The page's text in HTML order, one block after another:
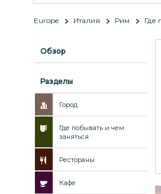
Europe Италия Рим
Обзор
Разделы
Город
Где побывать и чем
заняться
Рестораны
Кафе